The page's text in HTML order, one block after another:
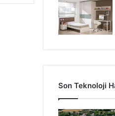
Son Teknoloji